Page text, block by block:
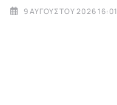
9 ΑΥΓΟΎΣΤΟΥ 2026 16:01